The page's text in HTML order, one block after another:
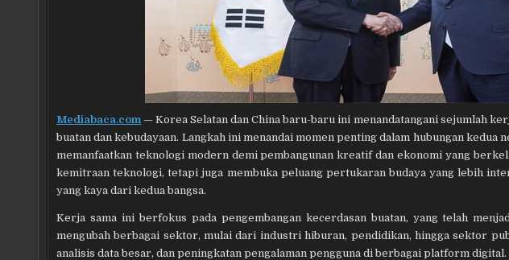
Mediabaca.com— Korea Selatan dan China baru-baru ini menandatangani sejumlah
buatan dan kebudayaan. Langkah ini menandai momen penting dalam hubungan
memanfaatkan teknologi modern demi pembangunan kreatif dan ekonomi yang
kemitraan teknologi, tetapi juga membuka peluang pertukaran budaya yang lebih
yang kaya dari kedua bangsa.
Kerja sama ini berfokus pada pengembangan kecerdasan buatan, yang telah
mengubah berbagai sektor, mulai dari industri hiburan, pendidikan, hingga sektor
analisis data besar, dan peningkatan pengalaman pengguna di berbagai platform